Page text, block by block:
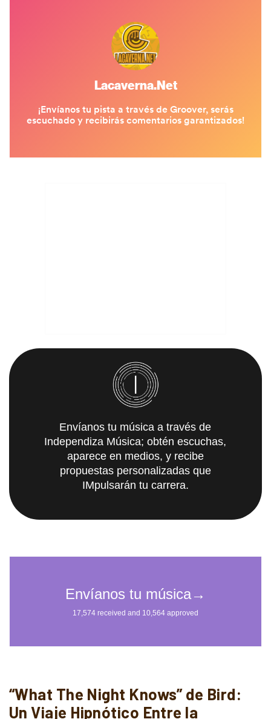
Envíanos tu música a través de
Independiza Música; obtén escuchas,
aparece en medios, y recibe
propuestas personalizadas que
IMpulsarán tu carrera.
“What The Night Knows” de Bird:
Un Viaje Hipnótico Entre la